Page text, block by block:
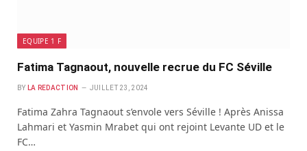
EQUIPE 1 F
Fatima Tagnaout, nouvelle recrue du FC Séville
BY LA REDACTION JUILLET 23, 2024
Fatima Zahra Tagnaout s’envole vers Séville ! Après Anissa
Lahmari et Yasmin Mrabet qui ont rejoint Levante UD et le
FC…